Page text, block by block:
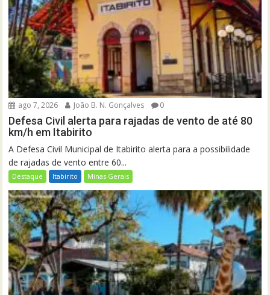
ago 7, 2026 João B. N. Gonçalves 0
Defesa Civil alerta para rajadas de vento de até 80
km/h em Itabirito
A Defesa Civil Municipal de Itabirito alerta para a possibilidade
de rajadas de vento entre 60...
Destaque Itabirito Minas Gerais